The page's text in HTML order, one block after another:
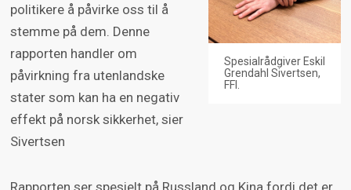
Spesialrådgiver Eskil
Grendahl Sivertsen,
FFI.
politikere å påvirke oss til å
stemme på dem. Denne
rapporten handler om
påvirkning fra utenlandske
stater som kan ha en negativ
effekt på norsk sikkerhet, sier
Sivertsen
Rapporten ser spesielt på Russland og Kina fordi det er